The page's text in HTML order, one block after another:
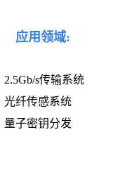
应用领域:
2.5Gb/s传输系统
光纤传感系统
量子密钥分发